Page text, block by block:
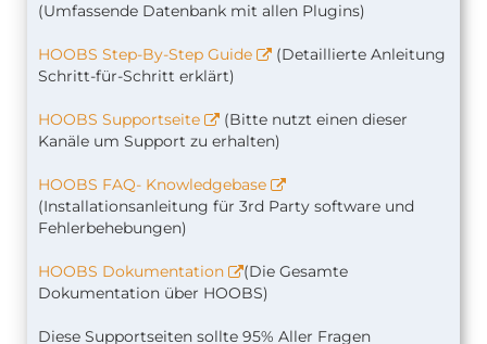
(Umfassende Datenbank mit allen Plugins)
HOOBS Step-By-Step Guide
(Detaillierte Anleitung
Schritt-für-Schritt erklärt)
HOOBS Supportseite
(Bitte nutzt einen dieser
Kanäle um Support zu erhalten)
HOOBS FAQ- Knowledgebase
(Installationsanleitung für 3rd Party software und
Fehlerbehebungen)
HOOBS Dokumentation
(Die Gesamte
Dokumentation über HOOBS)
Diese Supportseiten sollte 95% Aller Fragen